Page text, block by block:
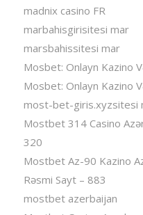
madnix casino FR
marbahisgirisitesi mar
marsbahissitesi mar
Mosbet: Onlayn Kazino
Mosbet: Onlayn Kazino
most-bet-giris.xyzsitesi
Mostbet 314 Casino
320
Mostbet Az-90 Kazino
Rəsmi Sayt – 883
mostbet azerbaijan